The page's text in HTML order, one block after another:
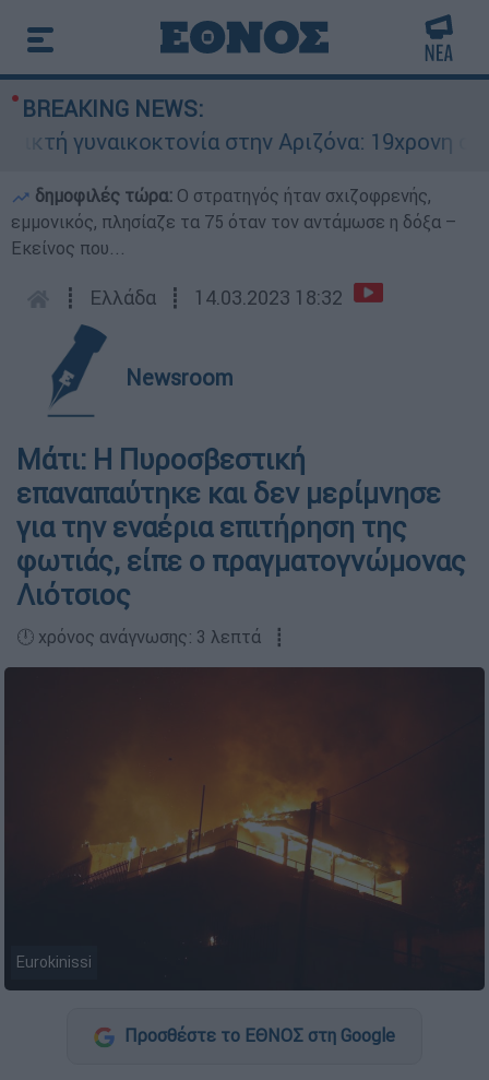
BREAKING NEWS:
γυναικοκτονία στην Αριζόνα: 19χρονη
δημοφιλές τώρα: O στρατηγός ήταν σχιζοφρενής,
εμμονικός, πλησίαζε τα 75 όταν τον αντάμωσε η δόξα –
Εκείνος που...
┋ Ελλάδα ┋ 14.03.2023 18:32
Newsroom
Μάτι: Η Πυροσβεστική
επαναπαύτηκε και δεν μερίμνησε
για την εναέρια επιτήρηση της
φωτιάς, είπε ο πραγματογνώμονας
Λιότσιος
🕛 χρόνος ανάγνωσης: 3 λεπτά ┋
Eurokinissi
Προσθέστε το ΕΘΝΟΣ στη Google